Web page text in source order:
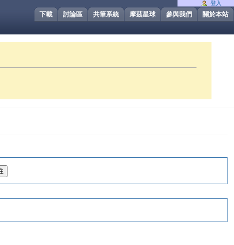
關於本站
參與我們
摩茲星球
共筆系統
討論區
下載
登入